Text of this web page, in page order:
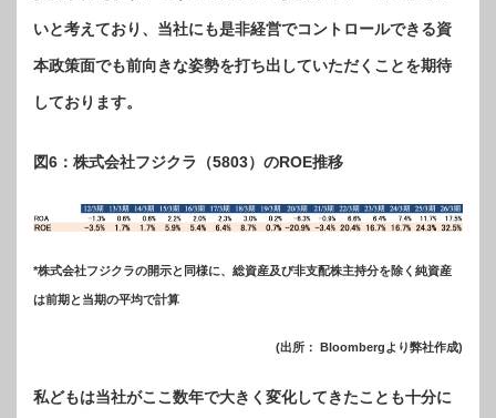
いと考えており、当社にも是非経営でコントロールできる資
本政策面でも前向きな姿勢を打ち出していただくことを期待
しております。
図6：株式会社フジクラ（5803）のROE推移
*株式会社フジクラの開示と同様に、総資産及び非支配株主持分を除く純資産
は前期と当期の平均で計算
(出所： Bloombergより弊社作成)
私どもは当社がここ数年で大きく変化してきたことも十分に